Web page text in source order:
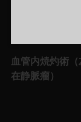
血管内焼灼術
在静脈瘤）